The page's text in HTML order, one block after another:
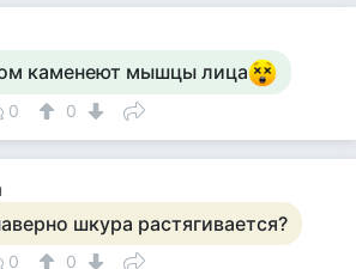
каменеют мышцы лица
0 0
шкура растягивается?
0 0